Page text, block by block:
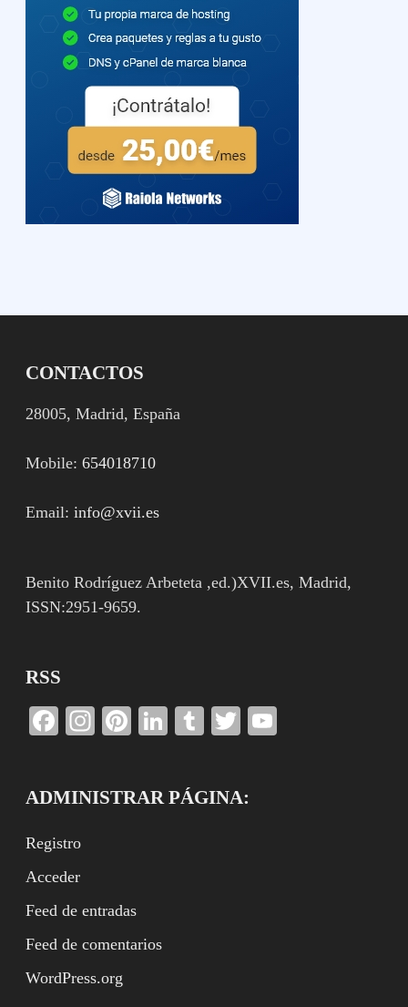
CONTACTOS
28005, Madrid, España
Mobile:654018710
Email:info@xvii.es
Benito Rodríguez Arbeteta ,ed.)XVII.es, Madrid,
ISSN:2951-9659.
RSS
Facebook
Instagram
Pinterest
LinkedIn
TumblrTwitter
ADMINISTRAR PÁGINA:
Registro
Acceder
Feed de entradas
Feed de comentarios
WordPress.org